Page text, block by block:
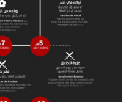
Exteriores da
Irã
Abril, o Centro Islâmico no
São Paulo, o ex-ministro das
Islâmica do Irã, Sr. Kamal